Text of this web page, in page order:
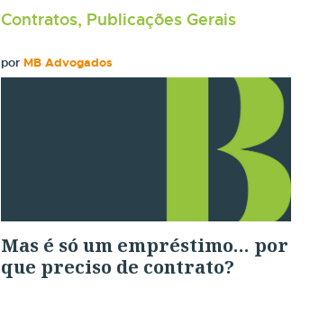
Contratos, Publicações Gerais
por MB Advogados
Mas é só um empréstimo… por
que preciso de contrato?